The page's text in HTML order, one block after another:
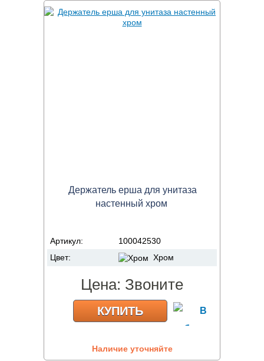
Держатель ерша для унитаза
настенный хром
Артикул:
100042530
Цвет:
Хром
Цена: Звоните
КУПИТЬ
Наличие уточняйте